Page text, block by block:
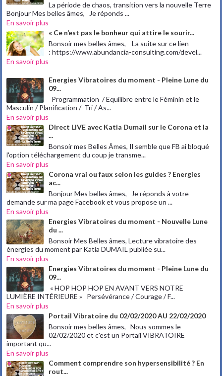
La période de chaos, transition vers la nouvelle Terre
Bonjour Mes belles âmes, Je réponds ...
En savoir plus
« Ce n’est pas le bonheur qui attire le sourir...
Bonsoir mes belles âmes, La suite sur ce lien
: https://www.abundancia-consulting.com/devel...
En savoir plus
Energies Vibratoires du moment - Pleine Lune du
09...
Programmation / Equilibre entre le Féminin et le
Masculin / Planification / Tri / As...
En savoir plus
Direct LIVE avec Katia Dumail sur le Corona et la
...
Bonsoir mes Belles Âmes, Il semble que FB ai bloqué
l'option téléchargement du coup je transme...
En savoir plus
Corona vrai ou faux selon les guides ? Energies
ac...
Bonjour Mes belles âmes, Je réponds à votre
demande sur ma page Facebook et vous propose un ...
En savoir plus
Energies Vibratoires du moment - Nouvelle Lune
du ...
Bonsoir Mes Belles âmes, Lecture vibratoire des
énergies du moment par Katia DUMAIL publiée su...
En savoir plus
Energies Vibratoires du moment - Pleine Lune du
09...
« HOP HOP HOP EN AVANT VERS NOTRE
LUMIÈRE INTÉRIEURE » Persévérance / Courage / F...
En savoir plus
Portail Vibratoire du 02/02/2020 AU 22/02/2020
Bonsoir mes belles âmes, Nous sommes le
02/02/2020 et c'est un Portail VIBRATOIRE
important qu...
En savoir plus
Comment comprendre son hypersensibilité ? En
rout...